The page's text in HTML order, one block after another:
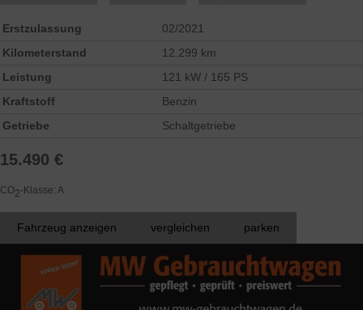
Erstzulassung
02/2021
Kilometerstand
12.299 km
Leistung
121 kW / 165 PS
Kraftstoff
Benzin
Getriebe
Schaltgetriebe
15.490 €
CO2-Klasse: A
Fahrzeug anzeigen vergleichen parken